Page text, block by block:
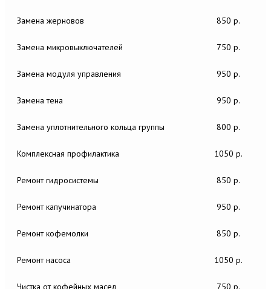
Замена жерновов 850 р.
Замена микровыключателей 750 р.
Замена модуля управления 950 р.
Замена тена 950 р.
Замена уплотнительного кольца группы 800 р.
Комплексная профилактика 1050 р.
Ремонт гидросистемы 850 р.
Ремонт капучинатора 950 р.
Ремонт кофемолки 850 р.
Ремонт насоса 1050 р.
Чистка от кофейных масел 750 р.